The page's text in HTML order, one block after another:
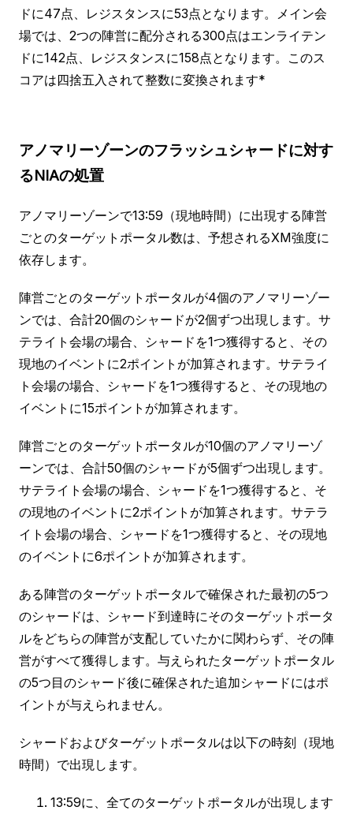
ドに47点、レジスタンスに53点となります。メイン会
場では、2つの陣営に配分される300点はエンライテン
ドに142点、レジスタンスに158点となります。このス
コアは四捨五入されて整数に変換されます*
アノマリーゾーンのフラッシュシャードに対す
るNIAの処置
アノマリーゾーンで13:59（現地時間）に出現する陣営
ごとのターゲットポータル数は、予想されるXM強度に
依存します。
陣営ごとのターゲットポータルが4個のアノマリーゾー
ンでは、合計20個のシャードが2個ずつ出現します。サ
テライト会場の場合、シャードを1つ獲得すると、その
現地のイベントに2ポイントが加算されます。サテライ
ト会場の場合、シャードを1つ獲得すると、その現地の
イベントに15ポイントが加算されます。
陣営ごとのターゲットポータルが10個のアノマリーゾ
ーンでは、合計50個のシャードが5個ずつ出現します。
サテライト会場の場合、シャードを1つ獲得すると、そ
の現地のイベントに2ポイントが加算されます。サテラ
イト会場の場合、シャードを1つ獲得すると、その現地
のイベントに6ポイントが加算されます。
ある陣営のターゲットポータルで確保された最初の5つ
のシャードは、シャード到達時にそのターゲットポータ
ルをどちらの陣営が支配していたかに関わらず、その陣
営がすべて獲得します。与えられたターゲットポータル
の5つ目のシャード後に確保された追加シャードにはポ
イントが与えられません。
シャードおよびターゲットポータルは以下の時刻（現地
時間）で出現します。
13:59に、全てのターゲットポータルが出現します